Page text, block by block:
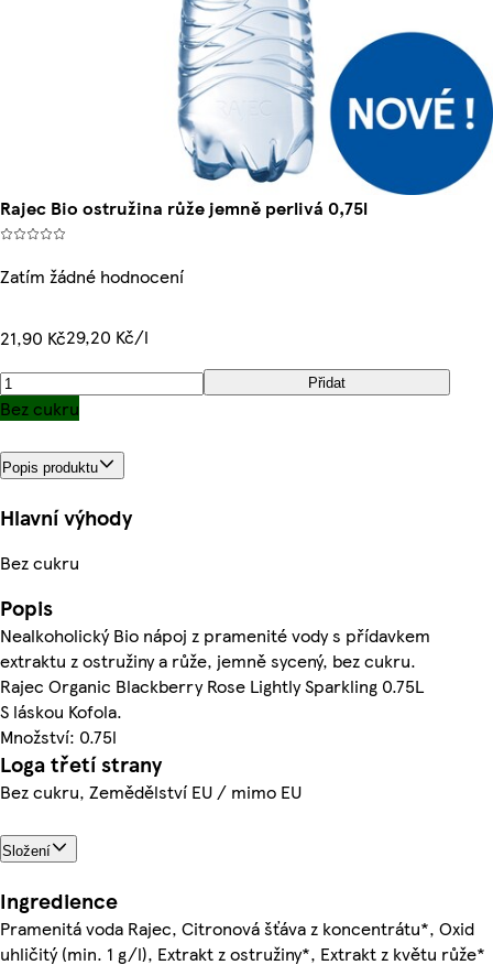
Rajec Bio ostružina růže jemně perlivá 0,75l
Zatím žádné hodnocení
21,90 Kč29,20 Kč/l
Přidat
Bez cukru
Popis produktu
Hlavní výhody
Bez cukru
Popis
Nealkoholický Bio nápoj z pramenité vody s přídavkem
extraktu z ostružiny a růže, jemně sycený, bez cukru.
Rajec Organic Blackberry Rose Lightly Sparkling 0.75L
S láskou Kofola.
Množství: 0.75l
Loga třetí strany
Bez cukru, Zemědělství EU / mimo EU
Složení
Ingredience
Pramenitá voda Rajec, Citronová šťáva z koncentrátu*, Oxid
uhličitý (min. 1 g/l), Extrakt z ostružiny*, Extrakt z květu růže*